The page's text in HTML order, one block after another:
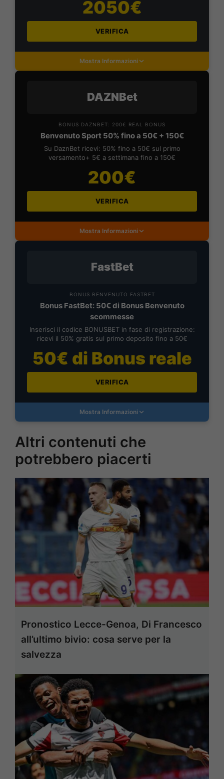
2050€
VERIFICA
Mostra Informazioni
DAZNBet
BONUS DAZNBET: 200€ REAL BONUS
Benvenuto Sport 50% fino a 50€ + 150€
Su DaznBet ricevi: 50% fino a 50€ sul primo
versamento+ 5€ a settimana fino a 150€
200€
VERIFICA
Mostra Informazioni
FastBet
BONUS BENVENUTO FASTBET
Bonus FastBet: 50€ di Bonus Benvenuto
scommesse
Inserisci il codice BONUSBET in fase di registrazione:
ricevi il 50% gratis sul primo deposito fino a 50€
50€ di Bonus reale
VERIFICA
Mostra Informazioni
Altri contenuti che
potrebbero piacerti
Pronostico Lecce-Genoa, Di Francesco
all’ultimo bivio: cosa serve per la
salvezza